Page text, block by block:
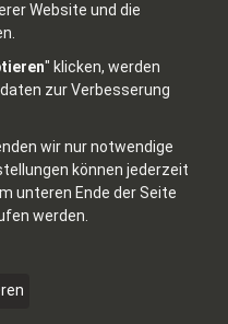
schnell eine neue
Website und die
" klicken, werden
zur Verbesserung
wir nur notwendige
können jederzeit
unteren Ende der Seite
werden.